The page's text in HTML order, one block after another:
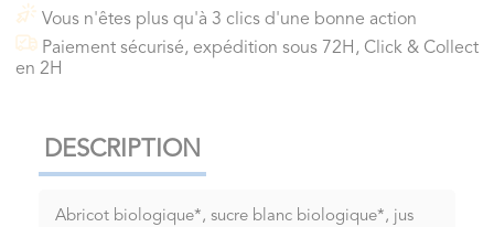
Vous n'êtes plus qu'à 3 clics d'une bonne action
Paiement sécurisé, expédition sous 72H, Click & Collect
en 2H
DESCRIPTION
Abricot biologique*, sucre blanc biologique*, jus